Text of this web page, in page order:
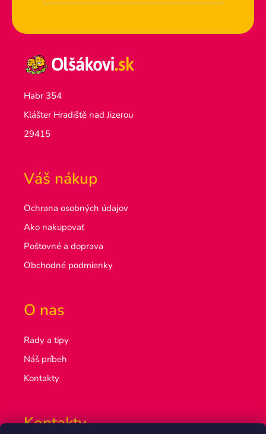
Habr 354
Klášter Hradiště nad Jizerou
29415
Váš nákup
Ochrana osobných údajov
Ako nakupovať
Poštovné a doprava
Obchodné podmienky
O nas
Rady a tipy
Náš príbeh
Kontakty
Kontakty